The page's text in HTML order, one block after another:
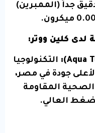
جداً (الممبرين)
ميكرون.
لدى كلين ووتر:
التكنولوجيا
الأعلى جودة في مصر،
الصحية المقاومة
العالي.